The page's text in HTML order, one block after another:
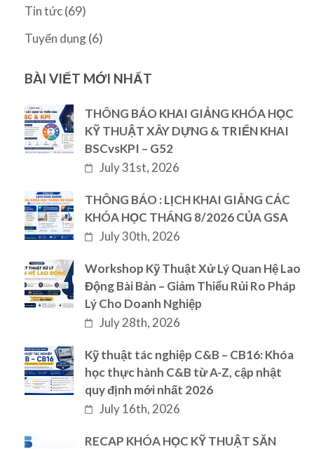
Tin tức(69)
Tuyển dụng(6)
BÀI VIẾT MỚI NHẤT
THÔNG BÁO KHAI GIẢNG KHÓA HỌC
KỸ THUẬT XÂY DỰNG & TRIỂN KHAI
BSCvsKPI – G52
July 31st, 2026
THÔNG BÁO : LỊCH KHAI GIẢNG CÁC
KHÓA HỌC THÁNG 8/2026 CỦA GSA
July 30th, 2026
Workshop Kỹ Thuật Xử Lý Quan Hệ Lao
Động Bài Bản – Giảm Thiểu Rủi Ro Pháp
Lý Cho Doanh Nghiệp
July 28th, 2026
Kỹ thuật tác nghiệp C&B – CB16: Khóa
học thực hành C&B từ A-Z, cập nhật
quy định mới nhất 2026
July 16th, 2026
RECAP KHÓA HỌC KỸ THUẬT SĂN